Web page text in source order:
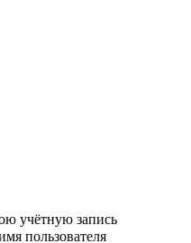
учётную запись
пользователя